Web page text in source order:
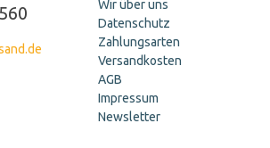
Wir über uns
Datenschutz
Zahlungsarten
Versandkosten
AGB
Impressum
Newsletter